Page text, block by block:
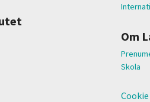
Om
Skola